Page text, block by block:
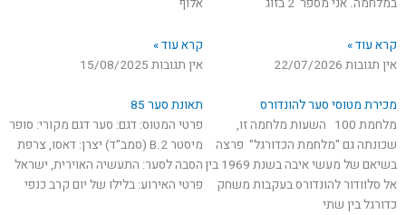
o
o
k
b
e
במלחמה. אני מספר 2 בזוג
קרא עוד »
אין תגובות 22/07/2026
אלוף
קרא עוד »
אין תגובות 15/08/2025
מכירת מטוסי סער להונדורס
מלחמת 100 השעות מלחמה זו,
שכונתה גם "מלחמת הכדורגל" פרצה
בשיאם של מעשי איבה בשנת 1969 בין
אל סלוודור להונדורס בעקבות משחק
כדורגל בין שתי
תאונת סער 85
פרטי המטוס: דגם: סער דגם מקורי: סופר
מיסטר B.2 (סמב"ד) יצרן: דאסו, צרפת
הסבה לסער: התעשיה האוירית, ישראל
פרטי האירוע: בלילו של יום קרב כנפי